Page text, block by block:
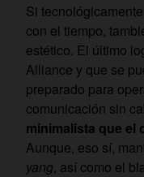
Si
con el tiempo,
estético. El último
Alliance y que se
preparado para
comunicación sin
minimalista que el
Aunque, eso sí,
yang, así como el